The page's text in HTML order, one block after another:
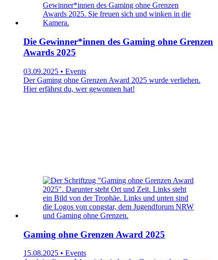
Die Gewinner*innen des Gaming ohne Grenzen
Awards 2025
03.09.2025 • Events
Der Gaming ohne Grenzen Award 2025 wurde verliehen.
Hier erfährst du, wer gewonnen hat!
Gaming ohne Grenzen Award 2025
15.08.2025 • Events